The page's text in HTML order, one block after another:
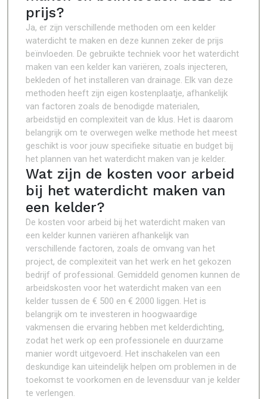
prijs?
Ja, er zijn verschillende methoden om een kelder
waterdicht te maken en deze kunnen zeker de prijs
beïnvloeden. De gebruikte techniek voor het waterdicht
maken van een kelder kan variëren, zoals injecteren,
bekleden of het installeren van drainage. Elk van deze
methoden heeft zijn eigen kostenplaatje, afhankelijk
van factoren zoals de benodigde materialen,
arbeidstijd en complexiteit van de klus. Het is daarom
belangrijk om te overwegen welke methode het meest
geschikt is voor jouw specifieke situatie en budget bij
het plannen van het waterdicht maken van je kelder.
Wat zijn de kosten voor arbeid
bij het waterdicht maken van
een kelder?
De kosten voor arbeid bij het waterdicht maken van
een kelder kunnen variëren afhankelijk van
verschillende factoren, zoals de omvang van het
project, de complexiteit van het werk en het gekozen
bedrijf of professional. Gemiddeld genomen kunnen de
arbeidskosten voor het waterdicht maken van een
kelder tussen de € 500 en € 2000 liggen. Het is
belangrijk om te investeren in hoogwaardige
vakmensen die ervaring hebben met kelderdichting,
zodat het werk op een professionele en duurzame
manier wordt uitgevoerd. Het inschakelen van een
deskundige kan uiteindelijk helpen om problemen in de
toekomst te voorkomen en de levensduur van je kelder
te verlengen.